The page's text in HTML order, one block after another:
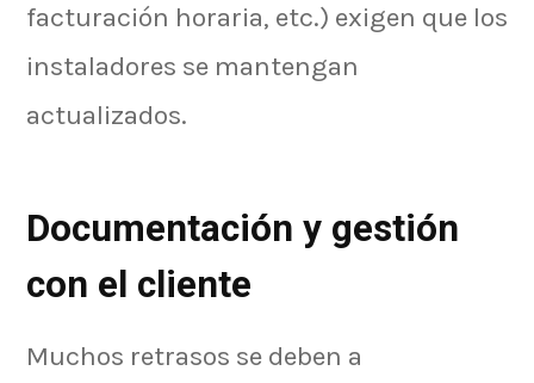
facturación horaria, etc.) exigen que los
instaladores se mantengan
actualizados.
Documentación y gestión
con el cliente
Muchos retrasos se deben a